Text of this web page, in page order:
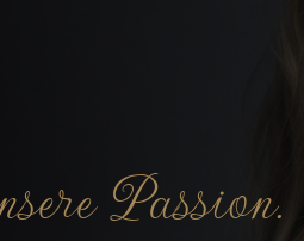
Passion.